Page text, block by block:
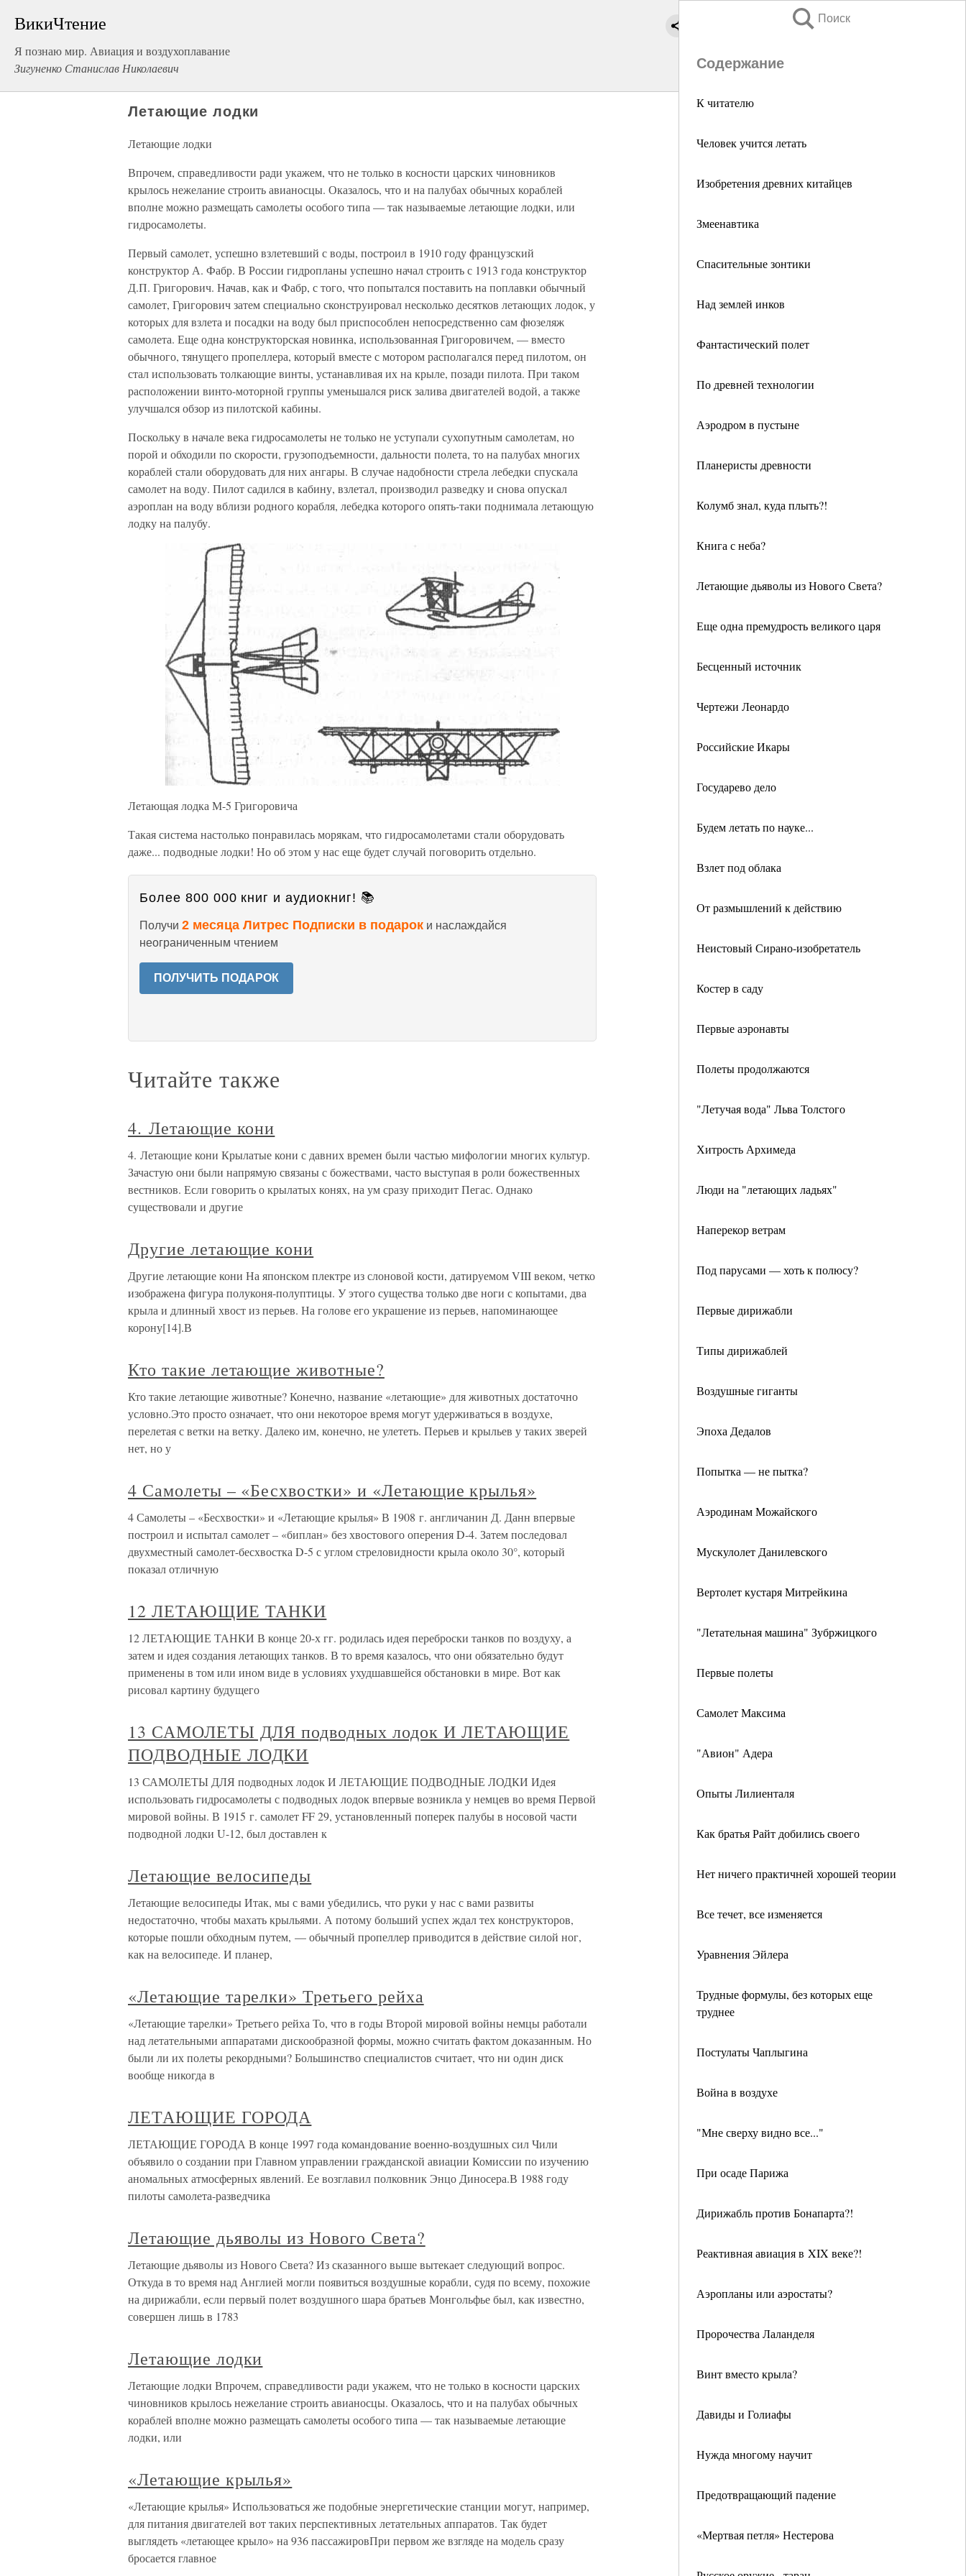
ВикиЧтение
Я познаю мир. Авиация и воздухоплавание
Зигуненко Станислав Николаевич
Поиск
Содержание
К читателю
Человек учится летать
Изобретения древних китайцев
Змеенавтика
Спасительные зонтики
Над землей инков
Фантастический полет
По древней технологии
Аэродром в пустыне
Планеристы древности
Колумб знал, куда плыть?!
Книга с неба?
Летающие дьяволы из Нового Света?
Еще одна премудрость великого царя
Бесценный источник
Чертежи Леонардо
Российские Икары
Государево дело
Будем летать по науке...
Взлет под облака
От размышлений к действию
Неистовый Сирано-изобретатель
Костер в саду
Первые аэронавты
Полеты продолжаются
"Летучая вода" Льва Толстого
Хитрость Архимеда
Люди на "летающих ладьях"
Наперекор ветрам
Под парусами — хоть к полюсу?
Первые дирижабли
Типы дирижаблей
Воздушные гиганты
Эпоха Дедалов
Попытка — не пытка?
Аэродинам Можайского
Мускулолет Данилевского
Вертолет кустаря Митрейкина
"Летательная машина" Зубржицкого
Первые полеты
Самолет Максима
"Авион" Адера
Опыты Лилиенталя
Как братья Райт добились своего
Нет ничего практичней хорошей теории
Все течет, все изменяется
Уравнения Эйлера
Трудные формулы, без которых еще
труднее
Постулаты Чаплыгина
Война в воздухе
"Мне сверху видно все..."
При осаде Парижа
Дирижабль против Бонапарта?!
Реактивная авиация в XIX веке?!
Аэропланы или аэростаты?
Пророчества Лаланделя
Винт вместо крыла?
Давиды и Голиафы
Нужда многому научит
Предотвращающий падение
«Мертвая петля» Нестерова
Летающие лодки
Летающие лодки
Впрочем, справедливости ради укажем, что не только в косности царских чиновников
крылось нежелание строить авианосцы. Оказалось, что и на палубах обычных кораблей
вполне можно размещать самолеты особого типа — так называемые летающие лодки, или
гидросамолеты.
Первый самолет, успешно взлетевший с воды, построил в 1910 году французский
конструктор А. Фабр. В России гидропланы успешно начал строить с 1913 года конструктор
Д.П. Григорович. Начав, как и Фабр, с того, что попытался поставить на поплавки обычный
самолет, Григорович затем специально сконструировал несколько десятков летающих лодок, у
которых для взлета и посадки на воду был приспособлен непосредственно сам фюзеляж
самолета. Еще одна конструкторская новинка, использованная Григоровичем, — вместо
обычного, тянущего пропеллера, который вместе с мотором располагался перед пилотом, он
стал использовать толкающие винты, устанавливая их на крыле, позади пилота. При таком
расположении винто-моторной группы уменьшался риск залива двигателей водой, а также
улучшался обзор из пилотской кабины.
Поскольку в начале века гидросамолеты не только не уступали сухопутным самолетам, но
порой и обходили по скорости, грузоподъемности, дальности полета, то на палубах многих
кораблей стали оборудовать для них ангары. В случае надобности стрела лебедки спускала
самолет на воду. Пилот садился в кабину, взлетал, производил разведку и снова опускал
аэроплан на воду вблизи родного корабля, лебедка которого опять-таки поднимала летающую
лодку на палубу.
Летающая лодка М-5 Григоровича
Такая система настолько понравилась морякам, что гидросамолетами стали оборудовать
даже... подводные лодки! Но об этом у нас еще будет случай поговорить отдельно.
Более 800 000 книг и аудиокниг! 📚
Получи 2 месяца Литрес Подписки в подарок и наслаждайся
неограниченным чтением
ПОЛУЧИТЬ ПОДАРОК
Читайте также
4. Летающие кони
4. Летающие кони Крылатые кони с давних времен были частью мифологии многих культур.
Зачастую они были напрямую связаны с божествами, часто выступая в роли божественных
вестников. Если говорить о крылатых конях, на ум сразу приходит Пегас. Однако
существовали и другие
Другие летающие кони
Другие летающие кони На японском плектре из слоновой кости, датируемом VIII веком, четко
изображена фигура полуконя-полуптицы. У этого существа только две ноги с копытами, два
крыла и длинный хвост из перьев. На голове его украшение из перьев, напоминающее
корону[14].В
Кто такие летающие животные?
Кто такие летающие животные? Конечно, название «летающие» для животных достаточно
условно.Это просто означает, что они некоторое время могут удерживаться в воздухе,
перелетая с ветки на ветку. Далеко им, конечно, не улететь. Перьев и крыльев у таких зверей
нет, но у
4 Самолеты – «Бесхвостки» и «Летающие крылья»
4 Самолеты – «Бесхвостки» и «Летающие крылья» В 1908 г. англичанин Д. Данн впервые
построил и испытал самолет – «биплан» без хвостового оперения D-4. Затем последовал
двухместный самолет-бесхвостка D-5 с углом стреловидности крыла около 30°, который
показал отличную
12 ЛЕТАЮЩИЕ ТАНКИ
12 ЛЕТАЮЩИЕ ТАНКИ В конце 20-х гг. родилась идея переброски танков по воздуху, а
затем и идея создания летающих танков. В то время казалось, что они обязательно будут
применены в том или ином виде в условиях ухудшавшейся обстановки в мире. Вот как
рисовал картину будущего
13 САМОЛЕТЫ ДЛЯ подводных лодок И ЛЕТАЮЩИЕ
ПОДВОДНЫЕ ЛОДКИ
13 САМОЛЕТЫ ДЛЯ подводных лодок И ЛЕТАЮЩИЕ ПОДВОДНЫЕ ЛОДКИ Идея
использовать гидросамолеты с подводных лодок впервые возникла у немцев во время Первой
мировой войны. В 1915 г. самолет FF 29, установленный поперек палубы в носовой части
подводной лодки U-12, был доставлен к
Летающие велосипеды
Летающие велосипеды Итак, мы с вами убедились, что руки у нас с вами развиты
недостаточно, чтобы махать крыльями. А потому больший успех ждал тех конструкторов,
которые пошли обходным путем, — обычный пропеллер приводится в действие силой ног,
как на велосипеде. И планер,
«Летающие тарелки» Третьего рейха
«Летающие тарелки» Третьего рейха То, что в годы Второй мировой войны немцы работали
над летательными аппаратами дискообразной формы, можно считать фактом доказанным. Но
были ли их полеты рекордными? Большинство специалистов считает, что ни один диск
вообще никогда в
ЛЕТАЮЩИЕ ГОРОДА
ЛЕТАЮЩИЕ ГОРОДА В конце 1997 года командование военно-воздушных сил Чили
объявило о создании при Главном управлении гражданской авиации Комиссии по изучению
аномальных атмосферных явлений. Ее возглавил полковник Энцо Диносера.В 1988 году
пилоты самолета-разведчика
Летающие дьяволы из Нового Света?
Летающие дьяволы из Нового Света? Из сказанного выше вытекает следующий вопрос.
Откуда в то время над Англией могли появиться воздушные корабли, судя по всему, похожие
на дирижабли, если первый полет воздушного шара братьев Монгольфье был, как известно,
совершен лишь в 1783
Летающие лодки
Летающие лодки Впрочем, справедливости ради укажем, что не только в косности царских
чиновников крылось нежелание строить авианосцы. Оказалось, что и на палубах обычных
кораблей вполне можно размещать самолеты особого типа — так называемые летающие
лодки, или
«Летающие крылья»
«Летающие крылья» Использоваться же подобные энергетические станции могут, например,
для питания двигателей вот таких перспективных летательных аппаратов. Так будет
выглядеть «летающее крыло» на 936 пассажировПри первом же взгляде на модель сразу
бросается главное